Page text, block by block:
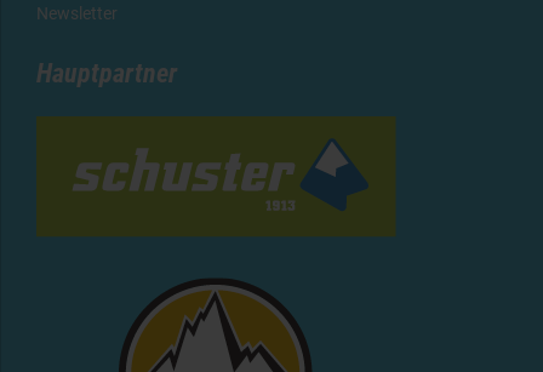
Newsletter
Hauptpartner